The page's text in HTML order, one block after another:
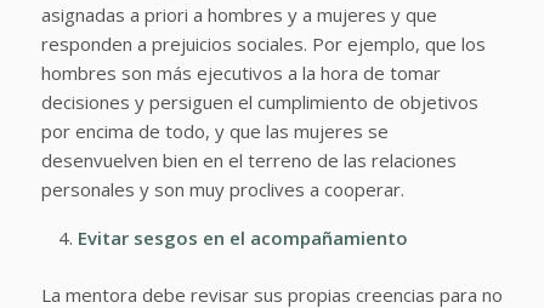
asignadas a priori a hombres y a mujeres y que
responden a prejuicios sociales. Por ejemplo, que los
hombres son más ejecutivos a la hora de tomar
decisiones y persiguen el cumplimiento de objetivos
por encima de todo, y que las mujeres se
desenvuelven bien en el terreno de las relaciones
personales y son muy proclives a cooperar.
Evitar sesgos en el acompañamiento
La mentora debe revisar sus propias creencias para no